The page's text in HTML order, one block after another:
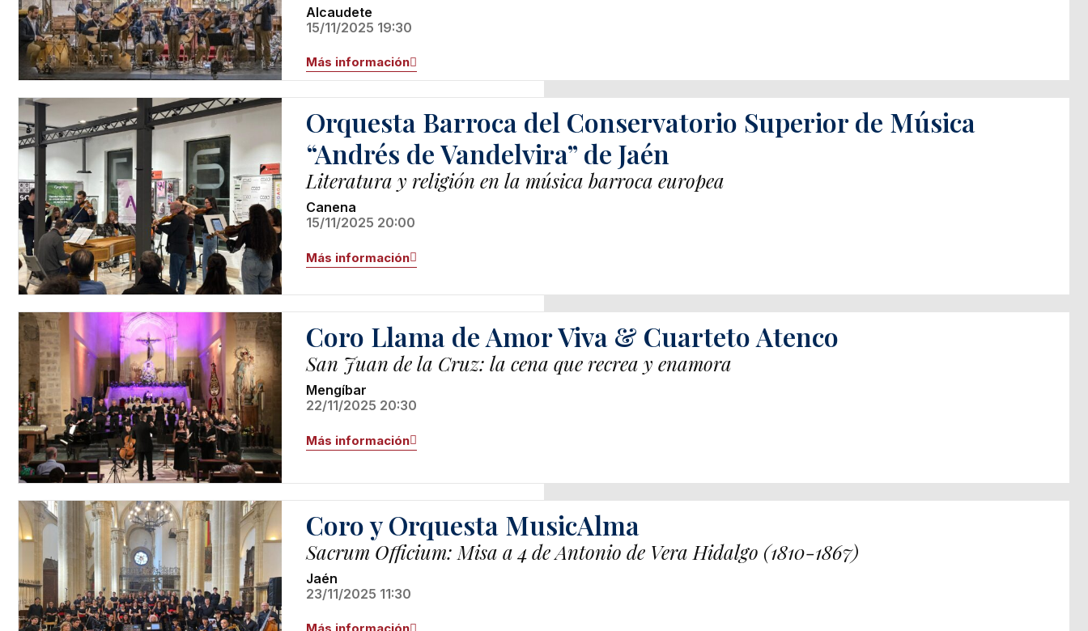
Alcaudete
15/11/2025 19:30
Más información
Orquesta Barroca del Conservatorio Superior de Música
“Andrés de Vandelvira” de Jaén
Literatura y religión en la música barroca europea
Canena
15/11/2025 20:00
Más información
Coro Llama de Amor Viva & Cuarteto Atenco
San Juan de la Cruz: la cena que recrea y enamora
Mengíbar
22/11/2025 20:30
Más información
Coro y Orquesta MusicAlma
Sacrum Officium: Misa a 4 de Antonio de Vera Hidalgo (1810-1867)
Jaén
23/11/2025 11:30